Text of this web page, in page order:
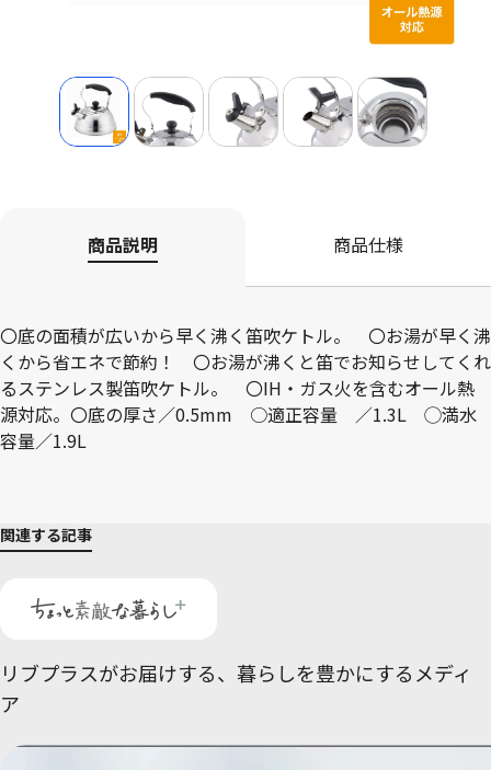
商品説明 商品仕様
〇底の面積が広いから早く沸く笛吹ケトル。 〇お湯が早く沸
くから省エネで節約！ 〇お湯が沸くと笛でお知らせしてくれ
るステンレス製笛吹ケトル。 〇IH・ガス火を含むオール熱
源対応。〇底の厚さ／0.5mm ○適正容量 ／1.3L ◯満水
容量／1.9L
関連する記事
リブプラスがお届けする、 暮らしを豊かにするメディ
ア